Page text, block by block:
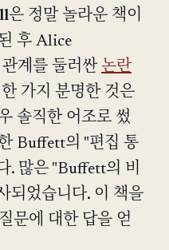
은 정말 놀라운 책이
후 Alice
계를 둘러싼 논란
가지 분명한 것은
솔직한 어조로 썼
Buffett의 "편집 통
. 많은 "Buffett의 비
되었습니다. 이 책을
문에 대한 답을 얻